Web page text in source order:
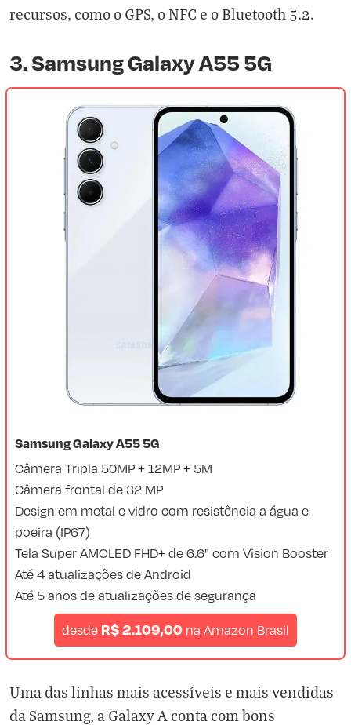
recursos, como o GPS, o NFC e o Bluetooth 5.2.
3. Samsung Galaxy A55 5G
Samsung Galaxy A55 5G
Câmera Tripla 50MP + 12MP + 5M
Câmera frontal de 32 MP
Design em metal e vidro com resistência a água e
poeira (IP67)
Tela Super AMOLED FHD+ de 6.6" com Vision Booster
Até 4 atualizações de Android
Até 5 anos de atualizações de segurança
desde R$ 2.109,00 na Amazon Brasil
Uma das linhas mais acessíveis e mais vendidas
da Samsung, a Galaxy A conta com bons